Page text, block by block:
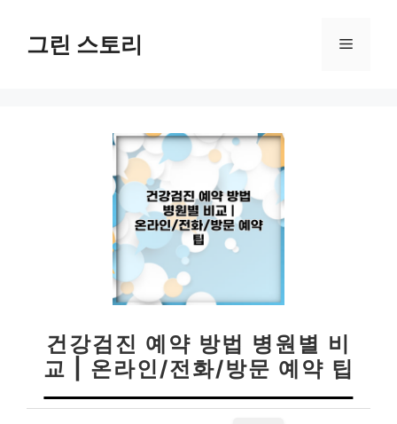
그린 스토리 메
건강검진 예약 방법 병원별 비
교 | 온라인/전화/방문 예약 팁